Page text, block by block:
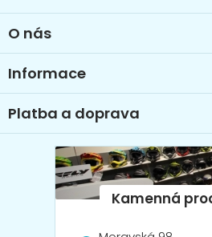
O nás
Informace
Platba a doprava